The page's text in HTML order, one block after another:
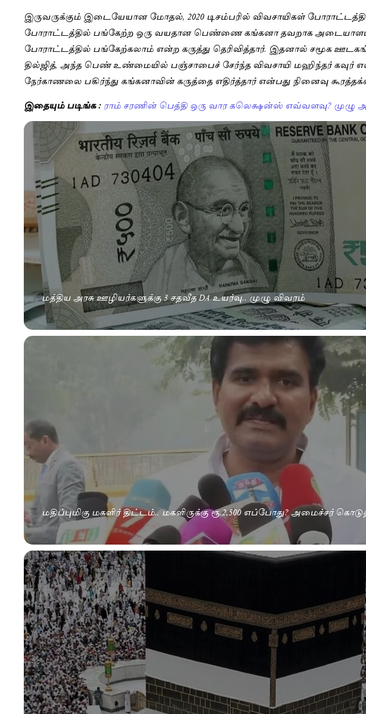
இருவருக்கும் இடையேயான மோதல், 2020 டிசம்பரில் விவசாயிகள்
போராட்டத்தில் பங்கேற்ற ஒரு வயதான பெண்ணை கங்கனா தவறாக அடையாளம்
போராட்டத்தில் பங்கேற்கலாம் என்ற கருத்து தெரிவித்தார். இதனால் சமூக
தில்ஜித், அந்த பெண் உண்மையில் பஞ்சாபைச் சேர்ந்த விவசாயி மஹிந்தர் கவுர்
நேர்காணலை பகிர்ந்து கங்கனாவின் கருத்தை எதிர்த்தார் என்பது நினைவு
இதையும் படிங்க : ராம் சரணின் பெத்தி ஒரு வார கலெக்ஷன்ஸ் எவ்வளவு? முழு
மத்திய அரசு ஊழியர்களுக்கு 3 சதவீத DA உயர்வு.. முழு விவரம்
மதிப்புமிகு மகளிர் திட்டம்.. மகளிருக்கு ரூ.2,500 எப்போது? அமைச்சர்